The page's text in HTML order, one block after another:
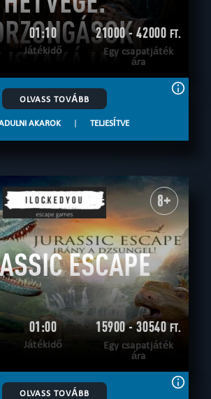
01:10
Játékidő
21000 - 42000 FT.
Egy csapatjáték
ára
OLVASS TOVÁBB
AKAROK | TELJESÍTVE
8+
ESCAPE
01:00
Játékidő
15900 - 30540FT.
Egy csapatjáték
ára
OLVASS TOVÁBB